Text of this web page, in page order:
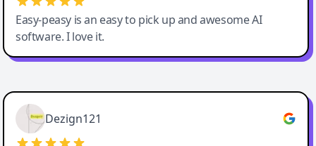
Easy-peasy is an easy to pick up and awesome AI
software. I love it.
Easy-Peasy AI
Dezign121